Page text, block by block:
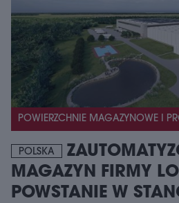
POWIERZCHNIE MAGAZYNOWE I
POLSKA
MAGAZYN FIRMY
POWSTANIE W